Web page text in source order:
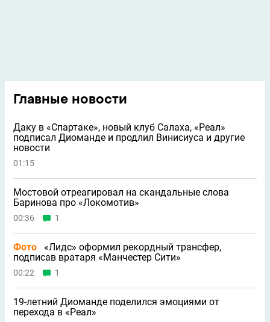
Главные новости
Даку в «Спартаке», новый клуб Салаха, «Реал»
подписал Диоманде и продлил Винисиуса и другие
новости
01:15
Мостовой отреагировал на скандальные слова
Баринова про «Локомотив»
00:36 1
Фото
«Лидс» оформил рекордный трансфер,
подписав вратаря «Манчестер Сити»
00:22 1
19-летний Диоманде поделился эмоциями от
перехода в «Реал»